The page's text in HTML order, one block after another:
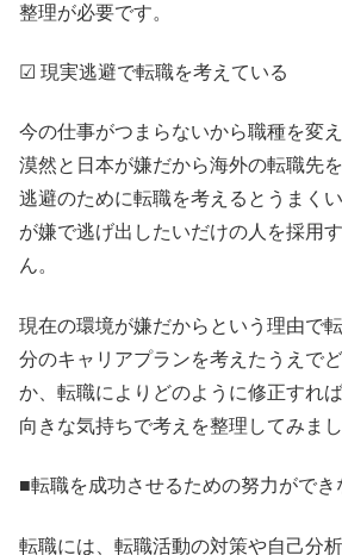
整理が必要です。
☑ 現実逃避で転職を考えている
今の仕事がつまらないから職種を変
漠然と日本が嫌だから海外の転職先
逃避のために転職を考えるとうまく
が嫌で逃げ出したいだけの人を採用
ん。
現在の環境が嫌だからという理由で
分のキャリアプランを考えたうえで
か、転職によりどのように修正すれ
向きな気持ちで考えを整理してみまし
■転職を成功させるための努力ができ
転職には、転職活動の対策や自己分